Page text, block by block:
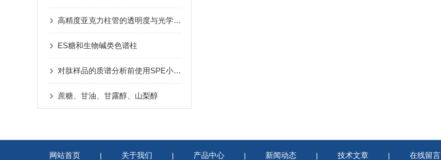
高精度亚克力柱管的透明度与光学性能分析
ES糖和生物碱类色谱柱
对肽样品的质谱分析前使用SPE小柱脱盐的操作方法
蔗糖、甘油、甘露醇、山梨醇
网站首页 | 关于我们 | 产品中心 | 新闻动态 | 技术文章 | 在线留言